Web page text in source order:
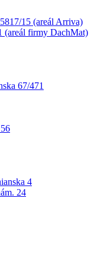
15 (areál Arriva)
(areál firmy DachMat)
67/471
4
24